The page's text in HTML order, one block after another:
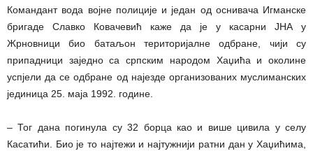
Командант вода војне полиције и један од оснивача Игманске
бригаде Славко Ковачевић каже да је у касарни ЈНА у
Жрновници био батаљон територијалне одбране, чији су
припадници заједно са српским народом Хаџића и околине
успјели да се одбране од најезде организованих муслиманских
јединица 25. маја 1992. године.
– Тог дана погинула су 32 борца као и више цивила у селу
Касатићи. Био је то најтежи и најтужнији ратни дан у Хаџићима,